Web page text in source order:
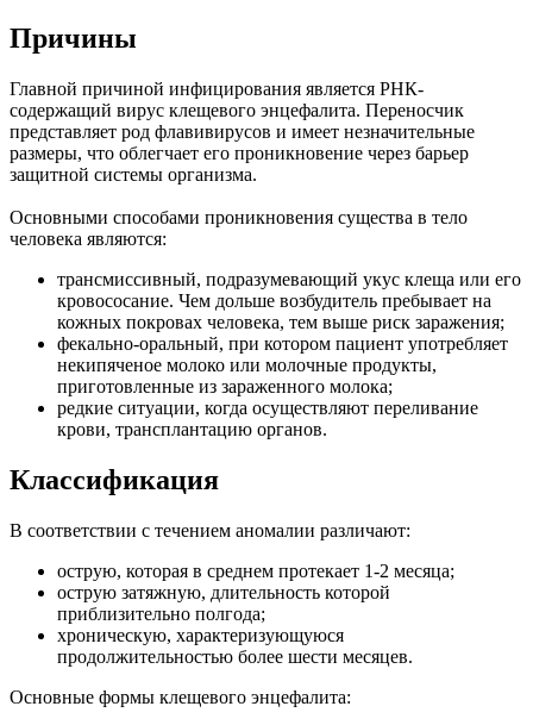
Причины
Главной причиной инфицирования является РНК-
содержащий вирус клещевого энцефалита. Переносчик
представляет род флавивирусов и имеет незначительные
размеры, что облегчает его проникновение через барьер
защитной системы организма.
Основными способами проникновения существа в тело
человека являются:
трансмиссивный, подразумевающий укус клеща или его
кровососание. Чем дольше возбудитель пребывает на
кожных покровах человека, тем выше риск заражения;
фекально-оральный, при котором пациент употребляет
некипяченое молоко или молочные продукты,
приготовленные из зараженного молока;
редкие ситуации, когда осуществляют переливание
крови, трансплантацию органов.
Классификация
В соответствии с течением аномалии различают:
острую, которая в среднем протекает 1-2 месяца;
острую затяжную, длительность которой
приблизительно полгода;
хроническую, характеризующуюся
продолжительностью более шести месяцев.
Основные формы клещевого энцефалита: